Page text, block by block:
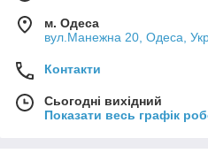
м. Одеса
вул.Манежна 20, Одеса,
Контакти
Сьогодні вихідний
Показати весь графік